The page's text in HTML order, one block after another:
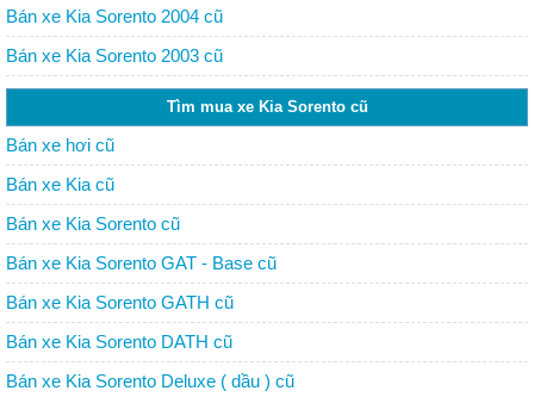
Bán xe Kia Sorento 2004 cũ
Bán xe Kia Sorento 2003 cũ
Tìm mua xe Kia Sorento cũ
Bán xe hơi cũ
Bán xe Kia cũ
Bán xe Kia Sorento cũ
Bán xe Kia Sorento GAT - Base cũ
Bán xe Kia Sorento GATH cũ
Bán xe Kia Sorento DATH cũ
Bán xe Kia Sorento Deluxe ( dầu ) cũ